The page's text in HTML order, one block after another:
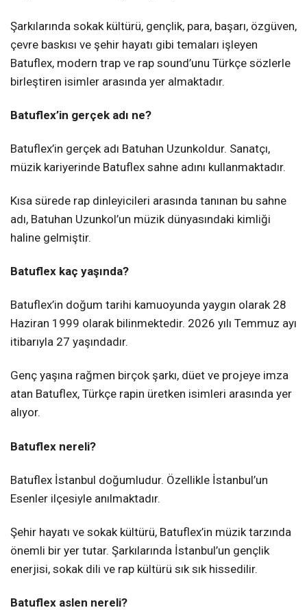
Şarkılarında sokak kültürü, gençlik, para, başarı, özgüven,
çevre baskısı ve şehir hayatı gibi temaları işleyen
Batuflex, modern trap ve rap sound’unu Türkçe sözlerle
birleştiren isimler arasında yer almaktadır.
Batuflex’in gerçek adı ne?
Batuflex’in gerçek adı Batuhan Uzunkoldur. Sanatçı,
müzik kariyerinde Batuflex sahne adını kullanmaktadır.
Kısa sürede rap dinleyicileri arasında tanınan bu sahne
adı, Batuhan Uzunkol’un müzik dünyasındaki kimliği
haline gelmiştir.
Batuflex kaç yaşında?
Batuflex’in doğum tarihi kamuoyunda yaygın olarak 28
Haziran 1999 olarak bilinmektedir. 2026 yılı Temmuz ayı
itibarıyla 27 yaşındadır.
Genç yaşına rağmen birçok şarkı, düet ve projeye imza
atan Batuflex, Türkçe rapin üretken isimleri arasında yer
alıyor.
Batuflex nereli?
Batuflex İstanbul doğumludur. Özellikle İstanbul’un
Esenler ilçesiyle anılmaktadır.
Şehir hayatı ve sokak kültürü, Batuflex’in müzik tarzında
önemli bir yer tutar. Şarkılarında İstanbul’un gençlik
enerjisi, sokak dili ve rap kültürü sık sık hissedilir.
Batuflex aslen nereli?